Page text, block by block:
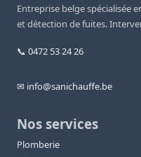
Entreprise belge spécialisée
et détection de fuites.
📞 0472 53 24 26
✉ info@sanichauffe.be
Nos services
Plomberie